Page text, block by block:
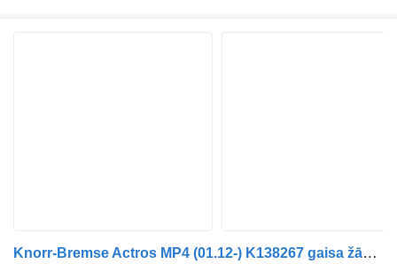
Knorr-Bremse Actros MP4 (01.12-) K138267 gaisa žāvētājs paredzēts Mercedes-Benz Actros MP4 Antos Arocs (2012-) vilcēja